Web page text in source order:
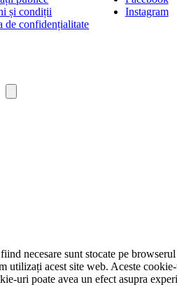
și condiții
de confidențialitate
Instagram
necesare sunt stocate pe
utilizați acest site web. Aceste
uri poate avea un efect asupra